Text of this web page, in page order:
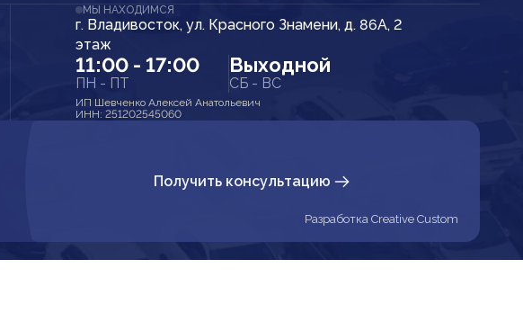
МЫ НАХОДИМСЯ
г. Владивосток, ул. Красного Знамени, д. 86А, 2
этаж
11:00 - 17:00
ПН - ПТ
Выходной
СБ - ВС
ИП Шевченко Алексей Анатольевич
ИНН: 251202545060
Получить консультацию
Разработка Creative Custom